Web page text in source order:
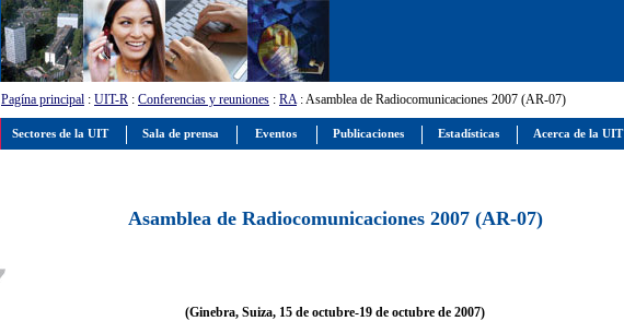
Pagína principal : UIT-R : Conferencias y reuniones : RA: Asamblea de Radiocomunicaciones 2007 (AR-07)
Asamblea de Radiocomunicaciones 2007 (AR-07)
(Ginebra, Suiza, 15 de octubre-19 de octubre de 2007)
Sectores de la UIT Sala de prensa Eventos Publicaciones Estadísticas Acerca de la UIT